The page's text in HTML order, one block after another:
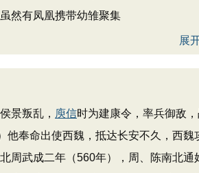
然有凤凰携带幼雏聚集
展
叛乱， 庾信时为建康令，率兵御敌
他奉命出使西魏，抵达长安不久，西
周武成二年（560年），周、陈南北通